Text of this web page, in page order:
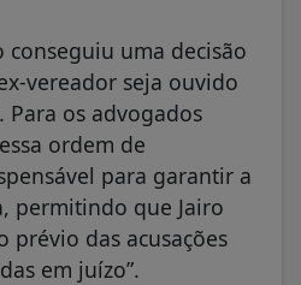
conseguiu uma decisão
vereador seja ouvido
os advogados
ordem de
para garantir a
permitindo que Jairo
prévio das acusações
em juízo”.